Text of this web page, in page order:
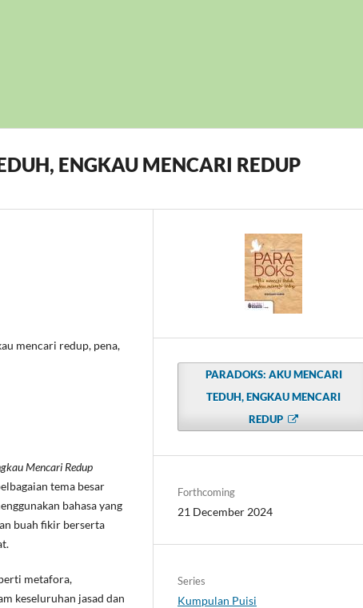
ENGKAU MENCARI REDUP
mencari redup, pena,
Mencari Redup
tema besar
bahasa yang
buah fikir berserta
metafora,
keseluruhan jasad dan
PARADOKS: AKU MENCARI
TEDUH, ENGKAU MENCARI
REDUP
Forthcoming
21 December 2024
Series
Kumpulan Puisi